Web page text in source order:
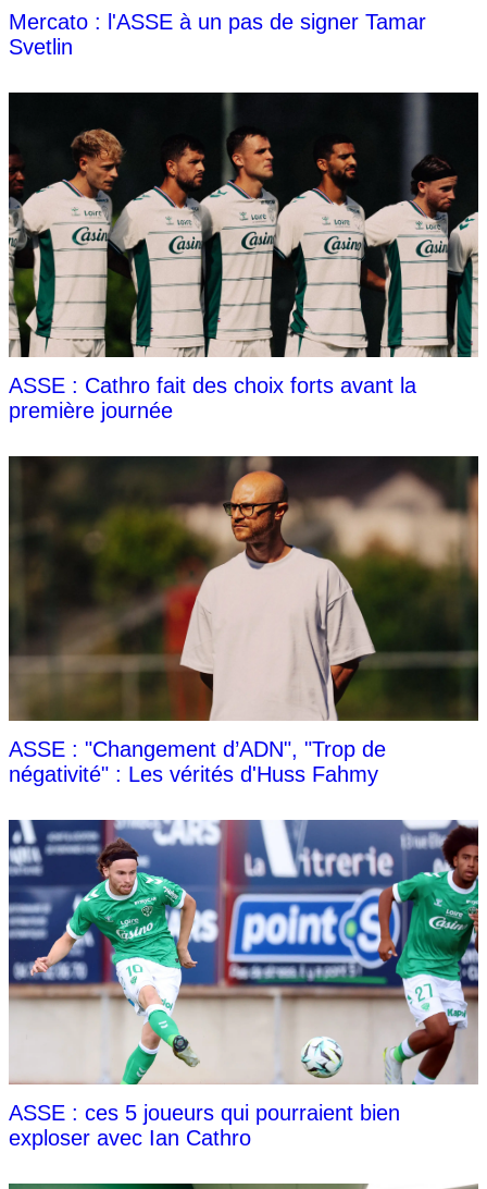
Mercato : l'ASSE à un pas de signer Tamar
Svetlin
ASSE : Cathro fait des choix forts avant la
première journée
ASSE : "Changement d’ADN", "Trop de
négativité" : Les vérités d'Huss Fahmy
ASSE : ces 5 joueurs qui pourraient bien
exploser avec Ian Cathro